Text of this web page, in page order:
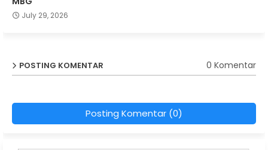
July 29, 2026
POSTING KOMENTAR 0 Komentar
Posting Komentar (0)